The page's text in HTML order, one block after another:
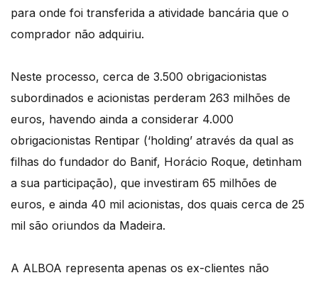
para onde foi transferida a atividade bancária que o
comprador não adquiriu.
Neste processo, cerca de 3.500 obrigacionistas
subordinados e acionistas perderam 263 milhões de
euros, havendo ainda a considerar 4.000
obrigacionistas Rentipar (‘holding’ através da qual as
filhas do fundador do Banif, Horácio Roque, detinham
a sua participação), que investiram 65 milhões de
euros, e ainda 40 mil acionistas, dos quais cerca de 25
mil são oriundos da Madeira.
A ALBOA representa apenas os ex-clientes não